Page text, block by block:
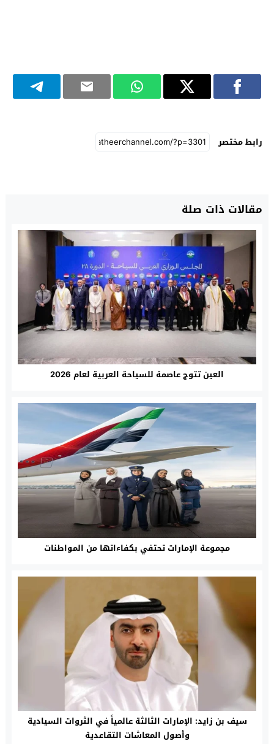
رابط مختصر
مقالات ذات صلة
العين تتوج عاصمة للسياحة العربية لعام 2026
مجموعة الإمارات تحتفي بكفاءاتها من المواطنات
سيف بن زايد: الإمارات الثالثة عالمياً في الثروات السيادية
وأصول المعاشات التقاعدية